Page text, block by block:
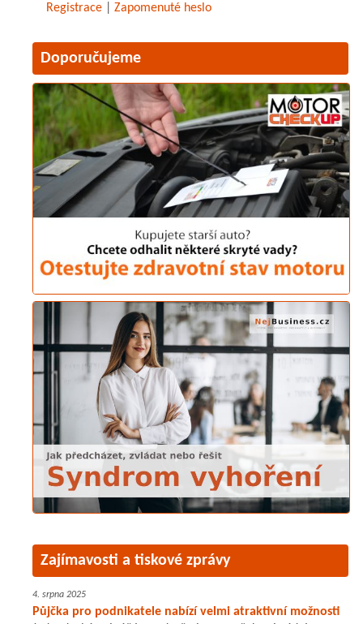
Registrace Zapomenuté heslo
Doporučujeme
Zajímavosti a tiskové zprávy
4. srpna 2025
Půjčka pro podnikatele nabízí velmi atraktivní možnosti